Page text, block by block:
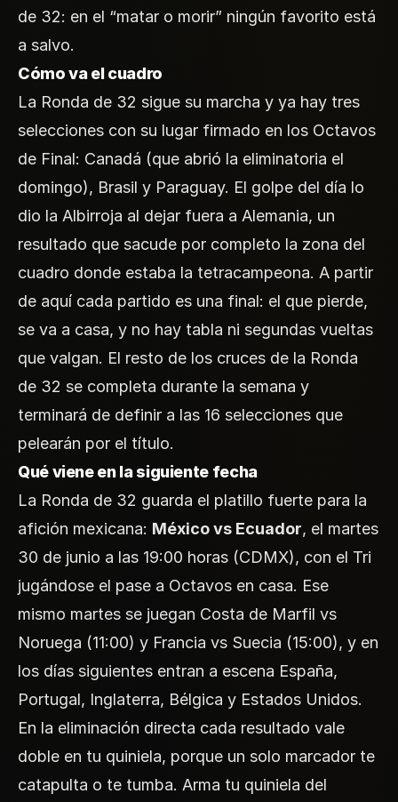
de 32: en el “matar o morir” ningún favorito está
a salvo.
Cómo va el cuadro
La Ronda de 32 sigue su marcha y ya hay tres
selecciones con su lugar firmado en los Octavos
de Final: Canadá (que abrió la eliminatoria el
domingo), Brasil y Paraguay. El golpe del día lo
dio la Albirroja al dejar fuera a Alemania, un
resultado que sacude por completo la zona del
cuadro donde estaba la tetracampeona. A partir
de aquí cada partido es una final: el que pierde,
se va a casa, y no hay tabla ni segundas vueltas
que valgan. El resto de los cruces de la Ronda
de 32 se completa durante la semana y
terminará de definir a las 16 selecciones que
pelearán por el título.
Qué viene en la siguiente fecha
La Ronda de 32 guarda el platillo fuerte para la
afición mexicana: México vs Ecuador, el martes
30 de junio a las 19:00 horas (CDMX), con el Tri
jugándose el pase a Octavos en casa. Ese
mismo martes se juegan Costa de Marfil vs
Noruega (11:00) y Francia vs Suecia (15:00), y en
los días siguientes entran a escena España,
Portugal, Inglaterra, Bélgica y Estados Unidos.
En la eliminación directa cada resultado vale
doble en tu quiniela, porque un solo marcador te
catapulta o te tumba. Arma tu quiniela del